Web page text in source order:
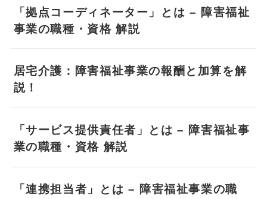
「拠点コーディネーター」とは – 障害福祉
事業の職種・資格 解説
居宅介護：障害福祉事業の報酬と加算を解
説！
「サービス提供責任者」とは – 障害福祉事
業の職種・資格 解説
「連携担当者」とは – 障害福祉事業の職